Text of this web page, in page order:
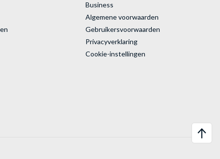
Business
Algemene voorwaarden
Gebruikersvoorwaarden
Privacyverklaring
Cookie-instellingen